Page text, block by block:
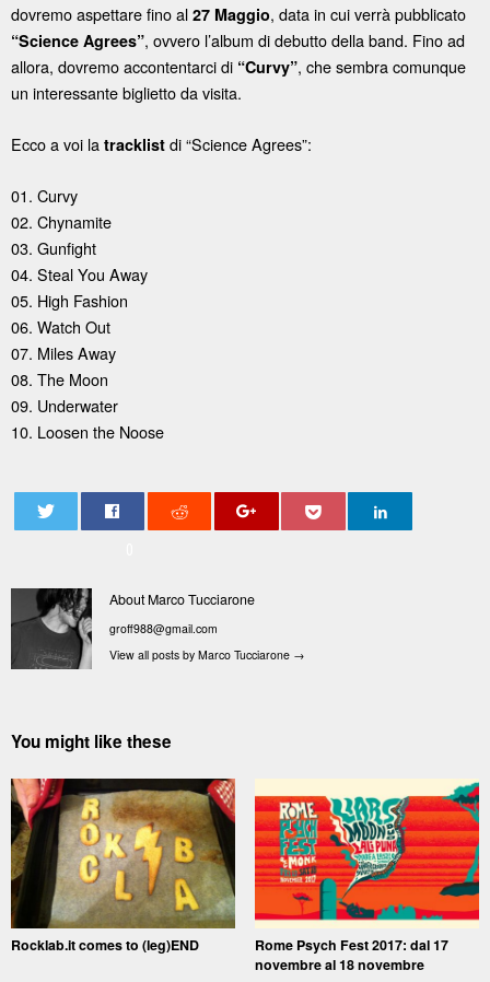
dovremo aspettare fino al 27 Maggio, data in cui verrà pubblicato
“Science Agrees”, ovvero l’album di debutto della band. Fino ad
allora, dovremo accontentarci di “Curvy”, che sembra comunque
un interessante biglietto da visita.
Ecco a voi la tracklist di “Science Agrees”:
01. Curvy
02. Chynamite
03. Gunfight
04. Steal You Away
05. High Fashion
06. Watch Out
07. Miles Away
08. The Moon
09. Underwater
10. Loosen the Noose
About Marco Tucciarone
groff988@gmail.com
View all posts by Marco Tucciarone →
You might like these
Rocklab.it comes to (leg)END
Rome Psych Fest 2017: dal 17
novembre al 18 novembre